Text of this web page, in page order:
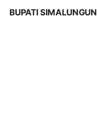
BUPATI SIMALUNGUN